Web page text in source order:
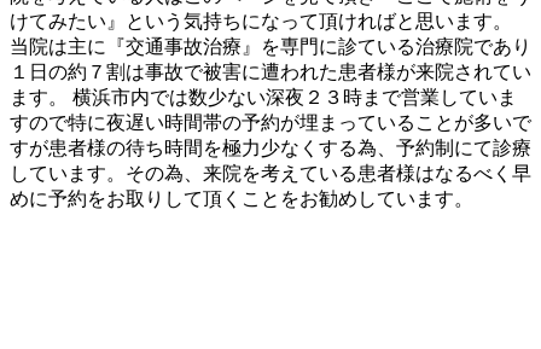
けてみたい』という気持ちになって頂ければと思います。
当院は主に『交通事故治療』を専門に診ている治療院であり
１日の約７割は事故で被害に遭われた患者様が来院されてい
ます。 横浜市内では数少ない深夜２３時まで営業していま
すので特に夜遅い時間帯の予約が埋まっていることが多いで
すが患者様の待ち時間を極力少なくする為、予約制にて診療
しています。その為、来院を考えている患者様はなるべく早
めに予約をお取りして頂くことをお勧めしています。